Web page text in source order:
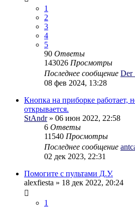
1
2
3
4
5
90 Ответы
143026 Просмотры
Последнее сообщение
08 фев 2024, 13:28
Кнопка на приборке работает,
открывается.
StAndr» 06 июн 2022, 22:58
6 Ответы
11540 Просмотры
Последнее сообщение
02 дек 2023, 22:31
Помогите с пультами Д.У.
alexfiesta » 18 дек 2022, 20:24
1